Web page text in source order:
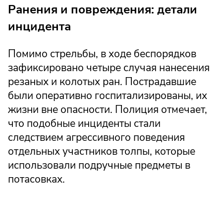
Ранения и повреждения: детали
инцидента
Помимо стрельбы, в ходе беспорядков
зафиксировано четыре случая нанесения
резаных и колотых ран. Пострадавшие
были оперативно госпитализированы, их
жизни вне опасности. Полиция отмечает,
что подобные инциденты стали
следствием агрессивного поведения
отдельных участников толпы, которые
использовали подручные предметы в
потасовках.